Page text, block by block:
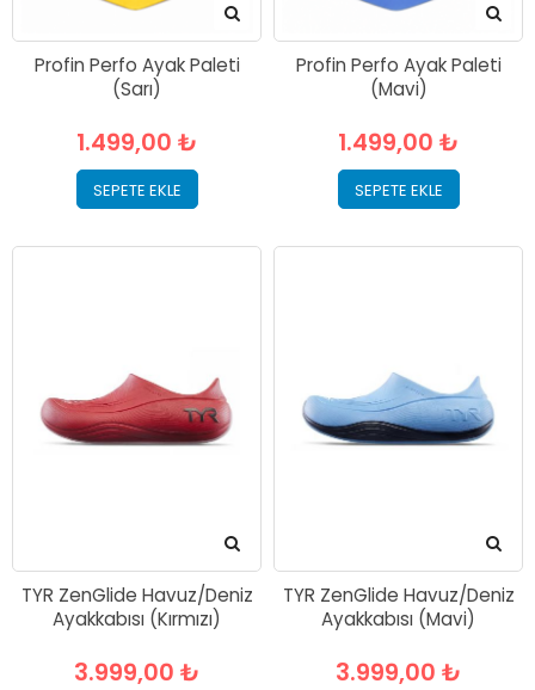
Profin Perfo Ayak Paleti
(Sarı)
1.499,00 ₺
SEPETE EKLE
Profin Perfo Ayak Paleti
(Mavi)
1.499,00 ₺
SEPETE EKLE
TYR ZenGlide Havuz/Deniz
Ayakkabısı (Kırmızı)
3.999,00 ₺
TYR ZenGlide Havuz/Deniz
Ayakkabısı (Mavi)
3.999,00 ₺